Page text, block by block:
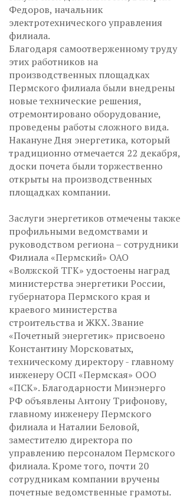
Федоров, начальник
электротехнического управления
филиала.
Благодаря самоотверженному труду
этих работников на
производственных площадках
Пермского филиала были внедрены
новые технические решения,
отремонтировано оборудование,
проведены работы сложного вида.
Накануне Дня энергетика, который
традиционно отмечается 22 декабря,
доски почета были торжественно
открыты на производственных
площадках компании.
Заслуги энергетиков отмечены также
профильными ведомствами и
руководством региона – сотрудники
Филиала «Пермский» ОАО
«Волжской ТГК» удостоены наград
министерства энергетики России,
губернатора Пермского края и
краевого министерства
строительства и ЖКХ. Звание
«Почетный энергетик» присвоено
Константину Морсковатых,
техническому директору - главному
инженеру ОСП «Пермская» ООО
«ПСК». Благодарности Минэнерго
РФ объявлены Антону Трифонову,
главному инженеру Пермского
филиала и Наталии Беловой,
заместителю директора по
управлению персоналом Пермского
филиала. Кроме того, почти 20
сотрудникам компании вручены
почетные ведомственные грамоты.